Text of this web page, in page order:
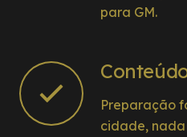
para GM.
Preparação
cidade,